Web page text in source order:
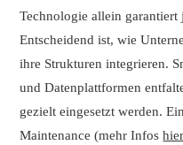
Technologie allein
Entscheidend ist, wie
ihre Strukturen integrieren.
und Datenplattformen
gezielt eingesetzt werden.
Maintenance (mehr Infos